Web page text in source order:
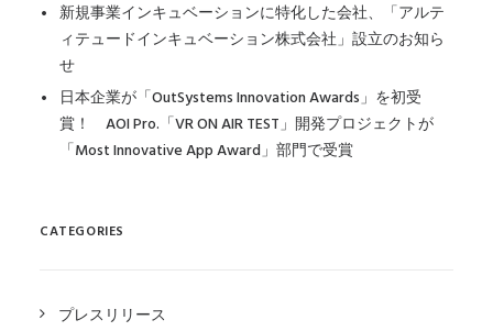
新規事業インキュベーションに特化した会社、「アルテ
ィテュードインキュベーション株式会社」設立のお知ら
せ
日本企業が「OutSystems Innovation Awards」を初受
賞！ AOI Pro.「VR ON AIR TEST」開発プロジェクトが
「Most Innovative App Award」部門で受賞
CATEGORIES
プレスリリース